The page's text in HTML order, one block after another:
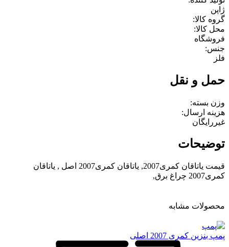
ژاپن
گروه کالا:
محل کالا:
فروشگاه
جنس:
فلز
حمل و نقل
وزن بسته:
هزینه ارسال:
غیررایگان
توضیحات
قیمت یاتاقان کمری2007, یاتاقان کمری2007 اصل , یاتاقان
کمری2007 چراغ برق,
محصولات مشابه
پمپ بنزین کمری 2007 اصلی